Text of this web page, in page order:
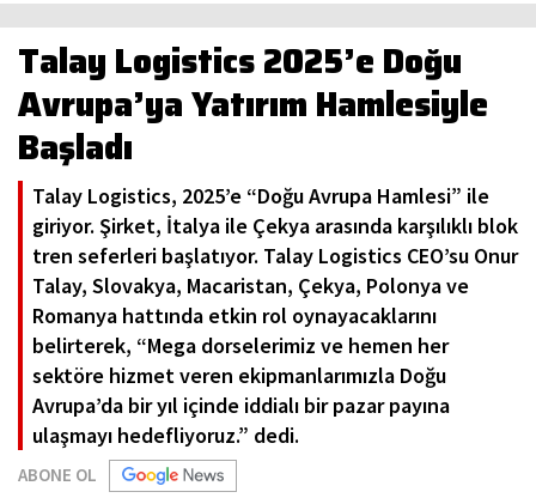
Talay Logistics 2025’e Doğu
Avrupa’ya Yatırım Hamlesiyle
Başladı
Talay Logistics, 2025’e “Doğu Avrupa Hamlesi” ile
giriyor. Şirket, İtalya ile Çekya arasında karşılıklı blok
tren seferleri başlatıyor. Talay Logistics CEO’su Onur
Talay, Slovakya, Macaristan, Çekya, Polonya ve
Romanya hattında etkin rol oynayacaklarını
belirterek, “Mega dorselerimiz ve hemen her
sektöre hizmet veren ekipmanlarımızla Doğu
Avrupa’da bir yıl içinde iddialı bir pazar payına
ulaşmayı hedefliyoruz.” dedi.
ABONE OL